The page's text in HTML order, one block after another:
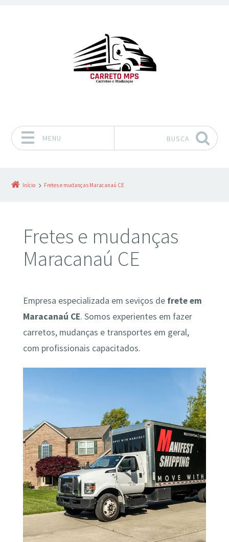
MENU BUSCA
Início Fretes e mudanças Maracanaú CE
Fretes e mudanças
Maracanaú CE
Empresa especializada em seviços de frete em
Maracanaú CE. Somos experientes em fazer
carretos, mudanças e transportes em geral,
com profissionais capacitados.